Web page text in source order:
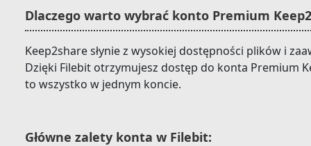
Dlaczego warto wybrać konto Premium
Keep2share słynie z wysokiej dostępności plików i
Dzięki Filebit otrzymujesz dostęp do konta Premium
to wszystko w jednym koncie.
Główne zalety konta w Filebit: